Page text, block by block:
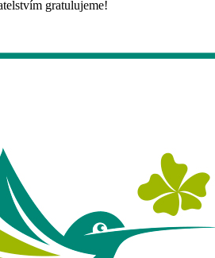
gratulujeme!